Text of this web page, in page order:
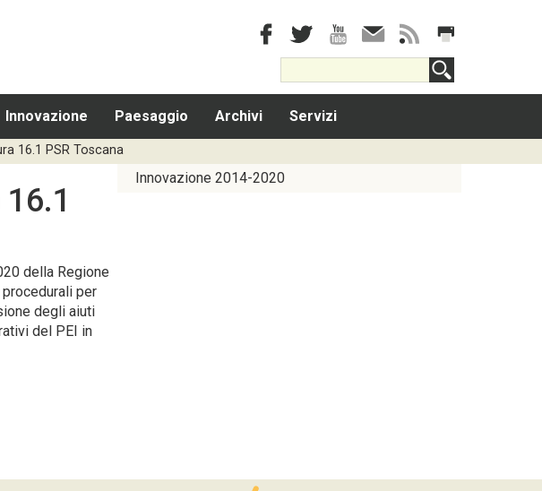
Innovazione Paesaggio Archivi Servizi
16.1 PSR Toscana
della Regione
per
degli aiuti
del PEI in
Innovazione 2014-2020